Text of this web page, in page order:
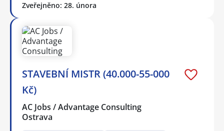
Zveřejněno: 28. února
STAVEBNÍ MISTR (40.000-55-000
Kč)
AC Jobs / Advantage Consulting
Ostrava